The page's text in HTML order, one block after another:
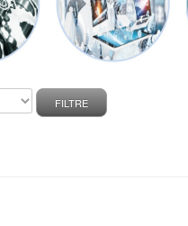
FILTRE